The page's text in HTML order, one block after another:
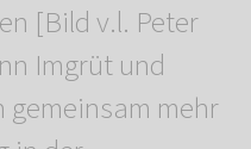
[Bild v.l. Peter
Imgrüt und
mehr